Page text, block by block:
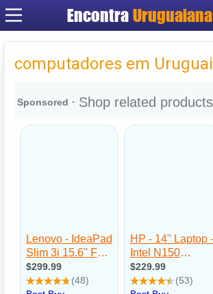
Encontra Uruguaiana
Cadastrar
Criar conta
computadores em